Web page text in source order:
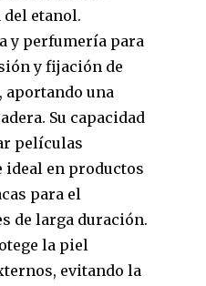
etanol.
y perfumería para
y fijación de
una
Su capacidad
películas
ideal en productos
para el
de larga duración.
la piel
evitando la